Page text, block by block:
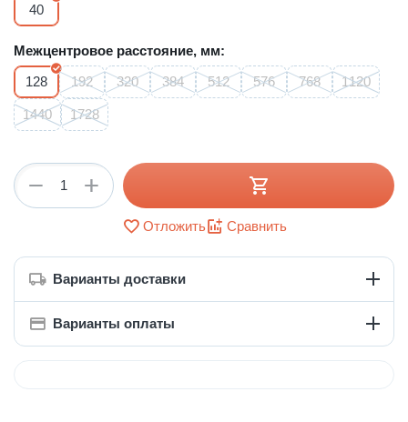
40
Межцентровое расстояние, мм:
128
192 320 384 512 576 768 1120
1440 1728
+
−
Отложить Сравнить
Варианты доставки
Варианты оплаты